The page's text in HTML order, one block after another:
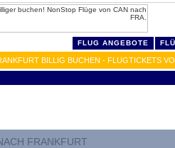
FLUG ANGEBOTE
BILLIG BUCHEN - FLUGTICKETS
FRANKFURT